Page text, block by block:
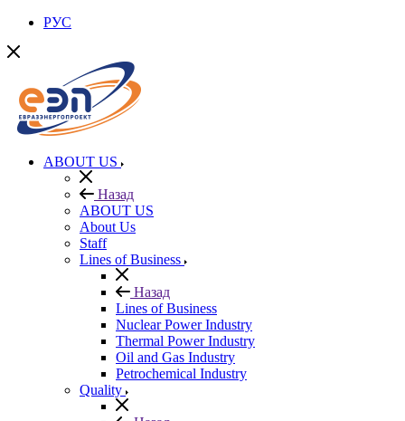
РУС
ABOUT US
Назад
ABOUT US
About Us
Staff
Lines of Business
Назад
Lines of Business
Nuclear Power Industry
Thermal Power Industry
Oil and Gas Industry
Petrochemical Industry
Quality